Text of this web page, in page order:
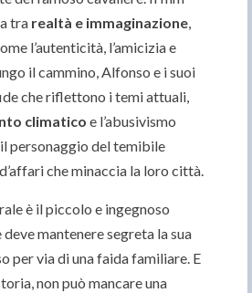
tra realtà e immaginazione,
l’autenticità, l’amicizia e
il cammino, Alfonso e i suoi
che riflettono i temi attuali,
climatico e l’abusivismo
personaggio del temibile
che minaccia la loro città.
è il piccolo e ingegnoso
deve mantenere segreta la sua
per via di una faida familiare. E
non può mancare una